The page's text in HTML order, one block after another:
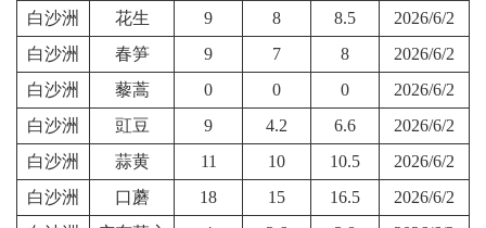
白沙洲 花生 9 8 8.5
2026/6/2
白沙洲
春笋 9 7 8
2026/6/2
白沙洲
藜蒿 0 0 0
2026/6/2
白沙洲
豇豆 9 4.2 6.6
2026/6/2
白沙洲
蒜黄 11 10 10.5
2026/6/2
白沙洲
口蘑 18 15 16.5
2026/6/2